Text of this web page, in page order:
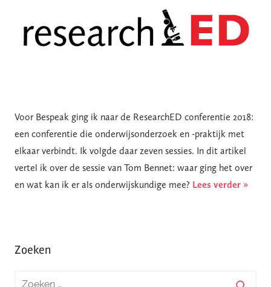
Voor Bespeak ging ik naar de ResearchED conferentie 2018:
een conferentie die onderwijsonderzoek en -praktijk met
elkaar verbindt. Ik volgde daar zeven sessies. In dit artikel
vertel ik over de sessie van Tom Bennet: waar ging het over
en wat kan ik er als onderwijskundige mee? Lees verder »
Zoeken